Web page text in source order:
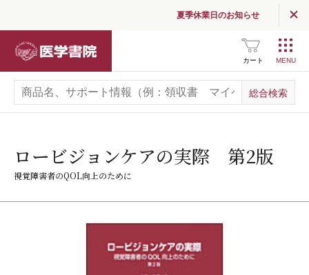
夏季休業日のお知らせ
カート
ロービジョンケアの実際 第2版
視覚障害者のQOL向上のために